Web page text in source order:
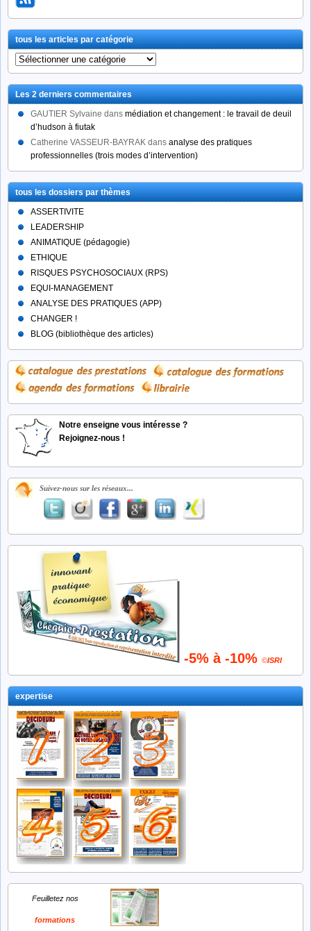
tous les articles par catégorie
tous
les
articles
par
catégorie
Les 2 derniers commentaires
GAUTIER Sylvaine dans médiation et changement : le travail de deuil
d’hudson à fiutak
Catherine VASSEUR-BAYRAK dans analyse des pratiques
professionnelles (trois modes d’intervention)
tous les dossiers par thèmes
ASSERTIVITE
LEADERSHIP
ANIMATIQUE (pédagogie)
ETHIQUE
RISQUES PSYCHOSOCIAUX (RPS)
EQUI-MANAGEMENT
ANALYSE DES PRATIQUES (APP)
CHANGER !
BLOG (bibliothèque des articles)
Notre enseigne vous intéresse ?
Rejoignez-nous !
Suivez-nous sur les réseaux...
-5% à -10% ©ISRI
expertise
Feuilletez nos
formations